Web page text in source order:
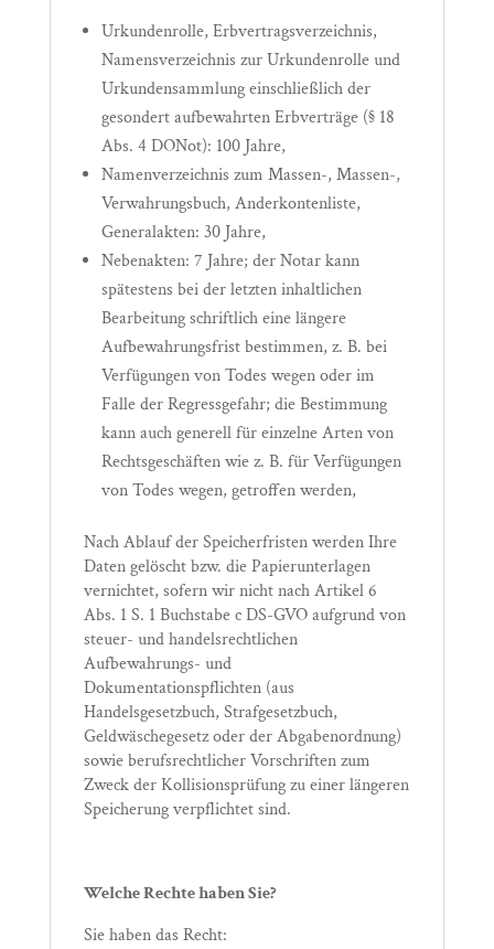
Urkundenrolle, Erbvertragsverzeichnis,
Namensverzeichnis zur Urkundenrolle und
Urkundensammlung einschließlich der
gesondert aufbewahrten Erbverträge (§ 18
Abs. 4 DONot): 100 Jahre,
Namenverzeichnis zum Massen-, Massen-,
Verwahrungsbuch, Anderkontenliste,
Generalakten: 30 Jahre,
Nebenakten: 7 Jahre; der Notar kann
spätestens bei der letzten inhaltlichen
Bearbeitung schriftlich eine längere
Aufbewahrungsfrist bestimmen, z. B. bei
Verfügungen von Todes wegen oder im
Falle der Regressgefahr; die Bestimmung
kann auch generell für einzelne Arten von
Rechtsgeschäften wie z. B. für Verfügungen
von Todes wegen, getroffen werden,
Nach Ablauf der Speicherfristen werden Ihre
Daten gelöscht bzw. die Papierunterlagen
vernichtet, sofern wir nicht nach Artikel 6
Abs. 1 S. 1 Buchstabe c DS-GVO aufgrund von
steuer- und handelsrechtlichen
Aufbewahrungs- und
Dokumentationspflichten (aus
Handelsgesetzbuch, Strafgesetzbuch,
Geldwäschegesetz oder der Abgabenordnung)
sowie berufsrechtlicher Vorschriften zum
Zweck der Kollisionsprüfung zu einer längeren
Speicherung verpflichtet sind.
Welche Rechte haben Sie?
Sie haben das Recht: